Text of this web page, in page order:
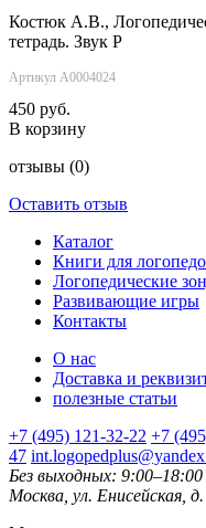
Костюк А.В.,
тетрадь. Звук Р
Артикул А0004024
450 руб.
В корзину
отзывы (0)
Оставить отзыв
Каталог
Книги для
Логопедические
Развивающие игры
Контакты
О нас
Доставка и
полезные статьи
+7 (495) 121-32-22 +7
47
Без выходных: 9:00–18:00
Москва, ул. Енисейская,